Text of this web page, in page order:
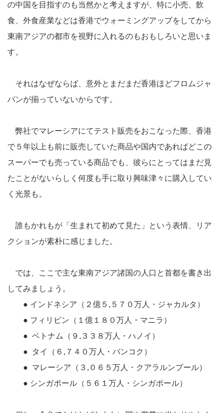
の中国を目指すのも当然かと考えますが、特に小売、飲
食、外食産業などは香港でウォーミングアップをしてから
東南アジアの都市を視野に入れるのもおもしろいと思いま
す。
それはなぜならば、意外とまだまだ香港ほどフロムジャ
パンが揃っていないからです。
弊社でマレーシアにてテスト販売をおこなった際、香港
で５年以上も前に販売していた商品や国内であればどこの
スーパーでも売っている商品でも、彼らにとってはまだ見
たことがないらしく何度も手に取り興味津々に購入してい
く光景も。
誰もかれもが「生まれて初めて見た」という表情、リア
クションが素朴に感じました。
では、ここで主な東南アジア諸国の人口と首都を書き出
してみましょう。
● インドネシア（２億５,５７０万人・ジャカルタ）
● フィリピン（１億１８０万人・マニラ）
● ベトナム（９,３３８万人・ハノイ）
●
タイ（６,７４０万人・バンコク）
● マレーシア（３,０６５万人・クアラルンプール）
● シンガポール（５６１万人・シンガポール）